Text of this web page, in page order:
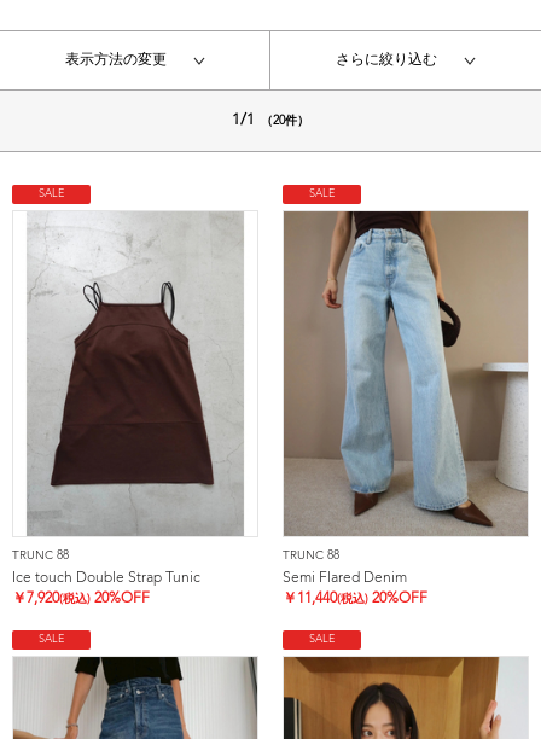
表示方法の変更 さらに絞り込む
1/1 （20件）
SALE
TRUNC 88
Ice touch Double Strap Tunic
￥ 7,920(税込) 20%OFF
SALE
TRUNC 88
Semi Flared Denim
￥ 11,440(税込) 20%OFF
SALE SALE